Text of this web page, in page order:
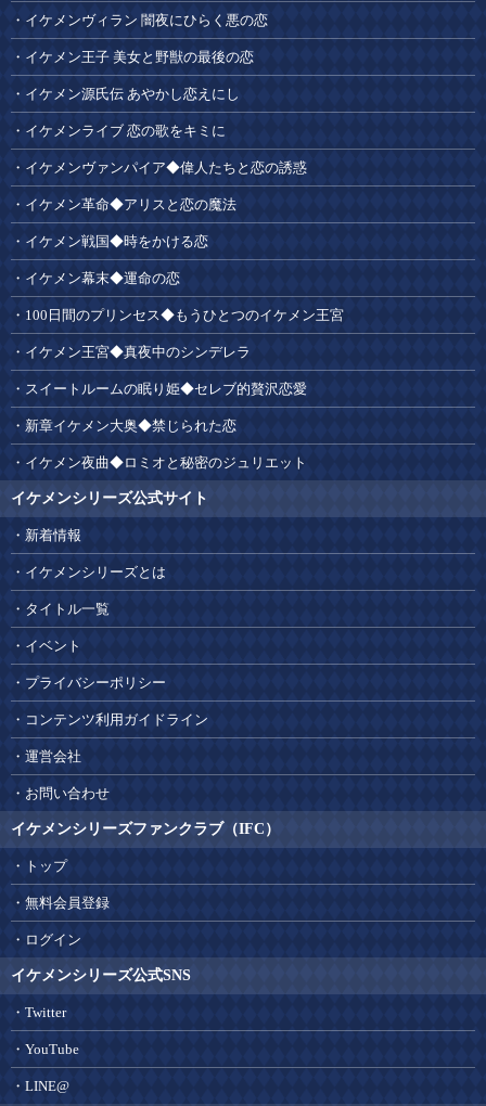
イケメンヴィラン 闇夜にひらく悪の恋
イケメン王子 美女と野獣の最後の恋
イケメン源氏伝 あやかし恋えにし
イケメンライブ 恋の歌をキミに
イケメンヴァンパイア◆偉人たちと恋の誘惑
イケメン革命◆アリスと恋の魔法
イケメン戦国◆時をかける恋
イケメン幕末◆運命の恋
100日間のプリンセス◆もうひとつのイケメン王宮
イケメン王宮◆真夜中のシンデレラ
スイートルームの眠り姫◆セレブ的贅沢恋愛
新章イケメン大奥◆禁じられた恋
イケメン夜曲◆ロミオと秘密のジュリエット
イケメンシリーズ公式サイト
新着情報
イケメンシリーズとは
タイトル一覧
イベント
プライバシーポリシー
コンテンツ利用ガイドライン
運営会社
お問い合わせ
イケメンシリーズファンクラブ（IFC）
トップ
無料会員登録
ログイン
イケメンシリーズ公式SNS
Twitter
YouTube
LINE@